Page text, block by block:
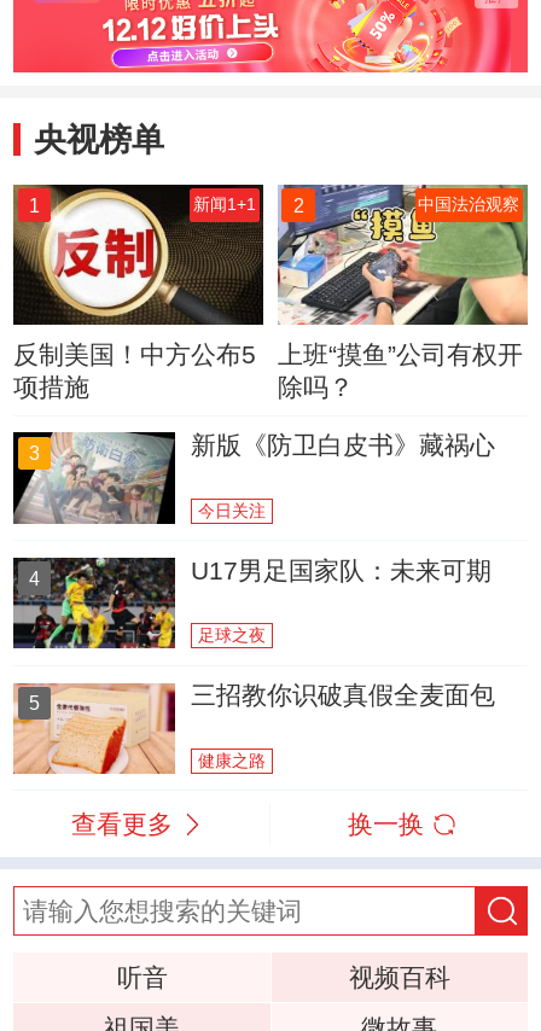
毁灭边缘
在爆
承担
央视榜单
1 新闻1+1
反制美国！中方公布5
项措施
2 中国法治观察
上班“摸鱼”公司有权开
除吗？
3 新版《防卫白皮书》藏祸心
今日关注
4 U17男足国家队：未来可期
足球之夜
5 三招教你识破真假全麦面包
健康之路
查看更多 换一换
听音
视频百科